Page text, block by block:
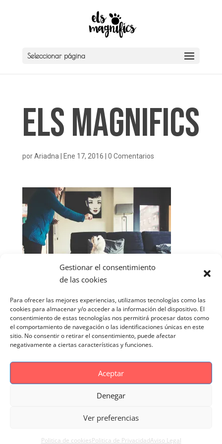
Gestionar el consentimiento
de las cookies
Para ofrecer las mejores experiencias, utilizamos tecnologías como las
cookies para almacenar y/o acceder a la información del dispositivo. El
consentimiento de estas tecnologías nos permitirá procesar datos como
el comportamiento de navegación o las identificaciones únicas en este
sitio. No consentir o retirar el consentimiento, puede afectar
negativamente a ciertas características y funciones.
Aceptar
Denegar
Ver preferencias
Politica de cookiesPolitica de PrivacidadAviso Legal
Seleccionar página
Els Magnifics
porAriadna Ene 17, 2016 0 Comentarios
Politica de Privacidad
Reportaje Magnific